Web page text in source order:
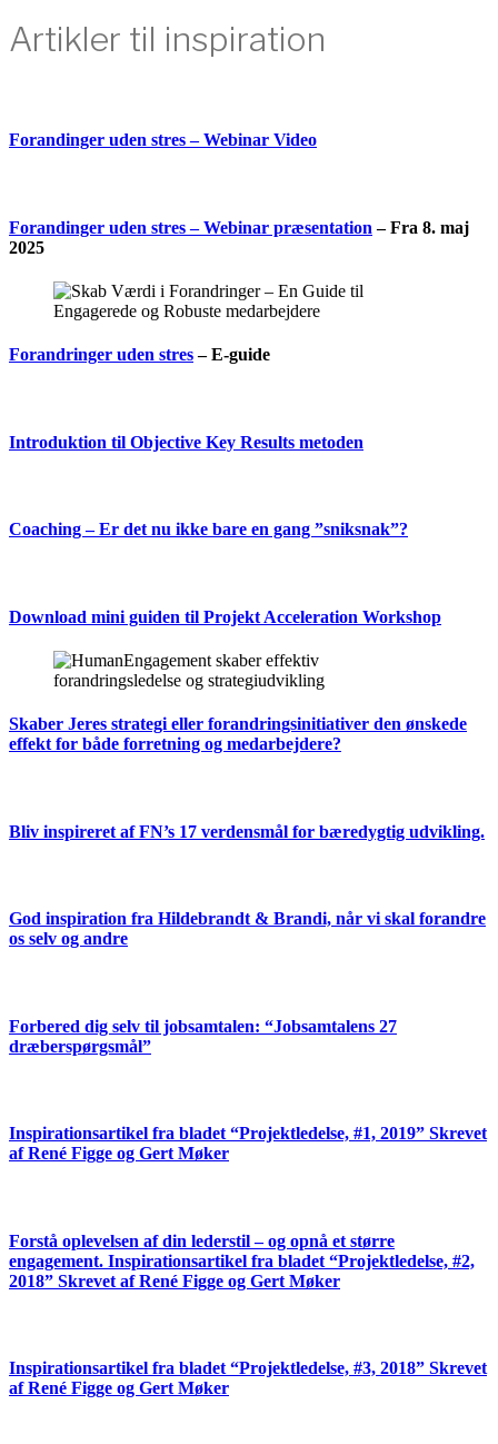
Artikler til inspiration
Forandinger uden stres – Webinar Video
Forandinger uden stres – Webinar præsentation – Fra 8. maj
2025
Forandringer uden stres– E-guide
Introduktion til Objective Key Results metoden
Coaching – Er det nu ikke bare en gang ”sniksnak”?
Download mini guiden til Projekt Acceleration Workshop
Skaber Jeres strategi eller forandringsinitiativer den ønskede
effekt for både forretning og medarbejdere?
Bliv inspireret af FN’s 17 verdensmål for bæredygtig udvikling.
God inspiration fra Hildebrandt & Brandi, når vi skal forandre
os selv og andre
Forbered dig selv til jobsamtalen: “Jobsamtalens 27
dræberspørgsmål”
Inspirationsartikel fra bladet “Projektledelse, #1, 2019” Skrevet
af René Figge og Gert Møker
Forstå oplevelsen af din lederstil – og opnå et større
engagement. Inspirationsartikel fra bladet “Projektledelse, #2,
2018” Skrevet af René Figge og Gert Møker
Inspirationsartikel fra bladet “Projektledelse, #3, 2018” Skrevet
af René Figge og Gert Møker